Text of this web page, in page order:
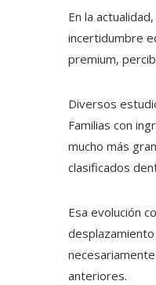
En la
incertidumbre
premium,
Diversos
Familias con
mucho más
clasificados
Esa evolución
anteriores.